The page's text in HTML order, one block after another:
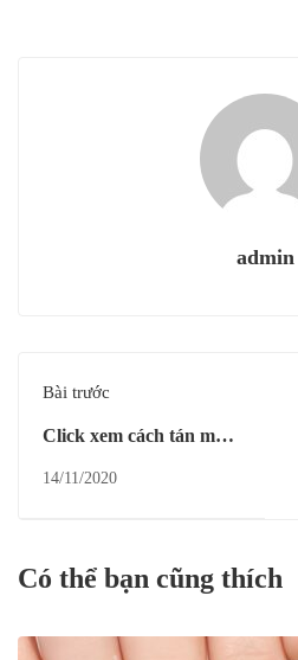
admin
Bài trước
Click xem cách tán màu
14/11/2020
Có thể bạn cũng thích